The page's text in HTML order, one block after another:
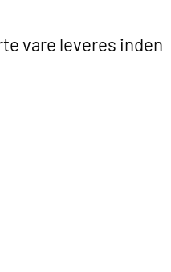
vare leveres inden